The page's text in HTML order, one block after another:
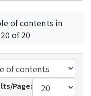
of contents in
of 20
Page: